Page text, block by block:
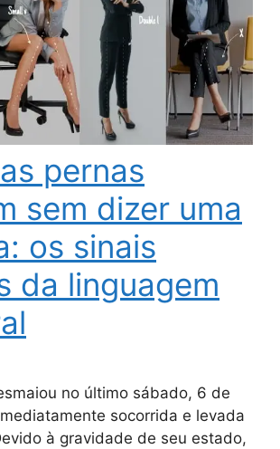
pernas
sem dizer uma
os sinais
da linguagem
no último sábado, 6 de
socorrida e levada
à gravidade de seu estado,